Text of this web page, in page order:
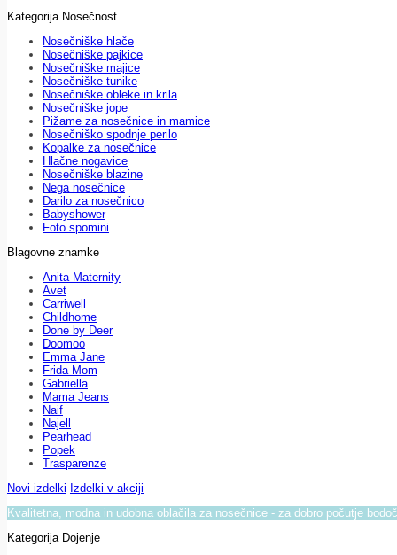
Kategorija Nosečnost
Nosečniške hlače
Nosečniške pajkice
Nosečniške majice
Nosečniške tunike
Nosečniške obleke in krila
Nosečniške jope
Pižame za nosečnice in mamice
Nosečniško spodnje perilo
Kopalke za nosečnice
Hlačne nogavice
Nosečniške blazine
Nega nosečnice
Darilo za nosečnico
Babyshower
Foto spomini
Blagovne znamke
Anita Maternity
Avet
Carriwell
Childhome
Done by Deer
Doomoo
Emma Jane
Frida Mom
Gabriella
Mama Jeans
Naif
Najell
Pearhead
Popek
Trasparenze
Novi izdelki Izdelki v akciji
Kvalitetna, modna in udobna oblačila za nosečnice - za dobro počutje
Kategorija Dojenje